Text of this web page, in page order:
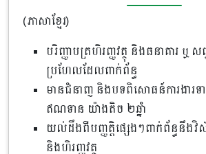
(ភាសាខ្មែរ)
បរិញ្ញាបត្រហិរញ្ញវត្ថុ និងធនាគារ ឬ ស
ប្រហែលដែលពាក់ព័ន្ធ
មានជំនាញ និងបទពិសោធន៍ការងារទ
ឥណទាន យ៉ាងតិច ២​ឆ្នាំ
យល់ដឹងពីបញ្ញត្តិផ្សេងៗពាក់ព័ន្ធនឹងវិ
និងហិរញ្ញវត្ថុ